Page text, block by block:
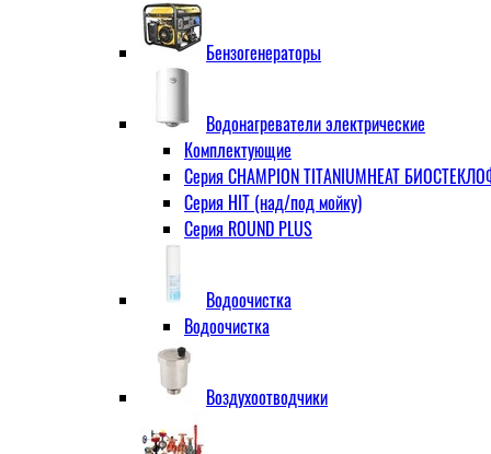
Бензогенераторы
Водонагреватели электрические
Комплектующие
Серия CHAMPION TITANIUMHEAT
Серия HIT (над/под мойку)
Серия ROUND PLUS
Водоочистка
Водоочистка
Воздухоотводчики